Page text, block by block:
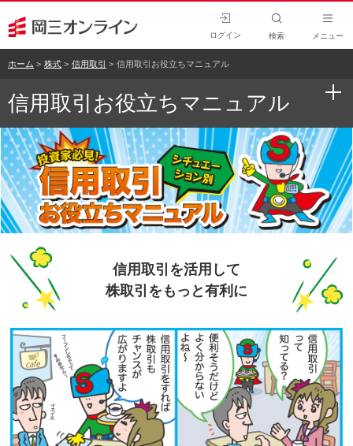
ログイン 検索 メニュー
ホーム 株式 信用取引 信用取引お役立ちマニュアル
信用取引お役立ちマニュアル
信用取引を活用して
株取引をもっと有利に